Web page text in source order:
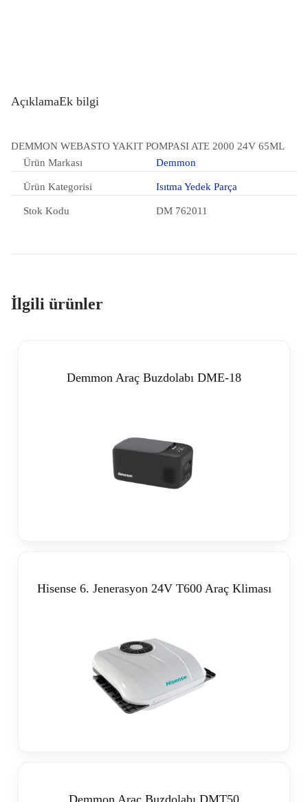
AçıklamaEk bilgi
DEMMON WEBASTO YAKIT POMPASI ATE 2000 24V 65ML
Ürün Markası
Demmon
Ürün Kategorisi Isıtma Yedek Parça
Stok Kodu DM 762011
İlgili ürünler
Demmon Araç Buzdolabı DME-18
Hisense 6. Jenerasyon 24V T600 Araç Kliması
Demmon Araç Buzdolabı DMT50